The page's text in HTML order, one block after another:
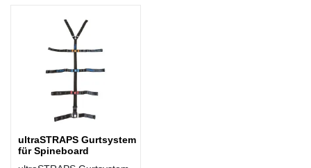
ultraSTRAPS Gurtsystem
für Spineboard